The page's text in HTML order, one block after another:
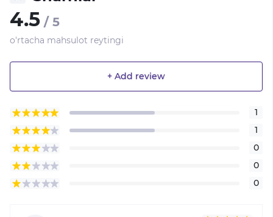
4.5 / 5
o'rtacha mahsulot reytingi
+ Add review
1
1
0
0
0